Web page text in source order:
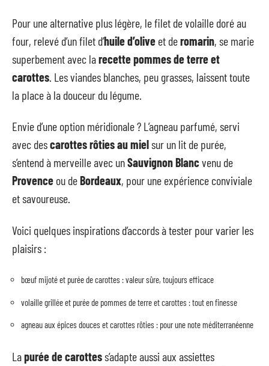
Pour une alternative plus légère, le filet de volaille doré au
four, relevé d’un filet d’huile d’olive et deromarin, se marie
superbement avec larecette pommes de terre et
carottes . Les viandes blanches, peu grasses, laissent toute
la place à la douceur du légume.
Envie d’une option méridionale ? L’agneau parfumé, servi
avec descarottes rôties au mielsur un lit de purée,
s’entend à merveille avec unSauvignon Blancvenu de
Provence ou deBordeaux, pour une expérience conviviale
et savoureuse.
Voici quelques inspirations d’accords à tester pour varier les
plaisirs :
bœuf mijoté et purée de carottes : valeur sûre, toujours efficace
volaille grillée et purée de pommes de terre et carottes : tout en finesse
agneau aux épices douces et carottes rôties : pour une note méditerranéenne
Lapurée de carottess’adapte aussi aux assiettes